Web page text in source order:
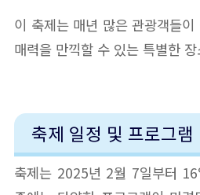
이 축제는 매년 많은 관광객들
매력을 만끽할 수 있는 특별한
축제 일정 및 프로그램
축제는 2025년 2월 7일부터